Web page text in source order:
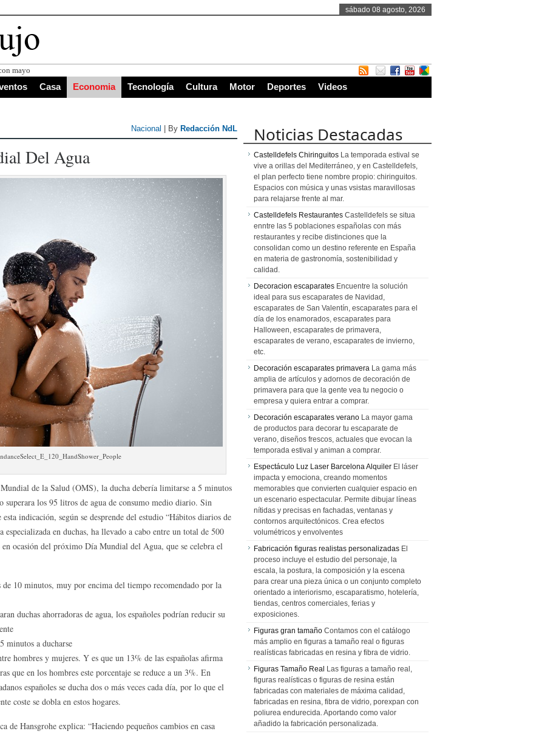
sábado 08 agosto, 2026
mayor proyección de Centroaméric
Casa Economia Tecnología Cultura Motor Deportes Videos
Nacional | By Redacción NdL
Del Agua
de la Salud (OMS), la ducha debería limitarse a 5 minutos
superara los 95 litros de agua de consumo medio diario. Sin
indicación, según se desprende del estudio “Hábitos diarios de
especializada en duchas, ha llevado a cabo entre un total de 500
en ocasión del próximo Día Mundial del Agua, que se celebra el
10 minutos, muy por encima del tiempo recomendado por la
duchas ahorradoras de agua, los españoles podrían reducir su
minutos a ducharse
hombres y mujeres. Y es que un 13% de las españolas afirma
que en los hombres este porcentaje se reduce a un 3%. En
españoles se ducha dos o más veces cada día, por lo que el
coste se dobla en estos hogares.
de Hansgrohe explica: “Haciendo pequeños cambios en casa
Noticias Destacadas
Castelldefels Chiringuitos La temporada estival se
vive a orillas del Mediterráneo, y en Castelldefels,
el plan perfecto tiene nombre propio: chiringuitos.
Espacios con música y unas vsistas maravillosas
para relajarse frente al mar.
Castelldefels Restaurantes Castelldefels se situa
enntre las 5 poblaciones españolas con más
restaurantes y recibe distinciones que la
consolidan como un destino referente en España
en materia de gastronomía, sostenibilidad y
calidad.
Decoracion escaparates Encuentre la solución
ideal para sus escaparates de Navidad,
escaparates de San Valentín, escaparates para el
día de los enamorados, escaparates para
Halloween, escaparates de primavera,
escaparates de verano, escaparates de invierno,
etc.
Decoración escaparates primavera La gama más
amplia de artículos y adornos de decoración de
primavera para que la gente vea tu negocio o
empresa y quiera entrar a comprar.
Decoración escaparates verano La mayor gama
de productos para decorar tu escaparate de
verano, diseños frescos, actuales que evocan la
temporada estival y animan a comprar.
Espectáculo Luz Laser Barcelona Alquiler El láser
impacta y emociona, creando momentos
memorables que convierten cualquier espacio en
un escenario espectacular. Permite dibujar líneas
nítidas y precisas en fachadas, ventanas y
contornos arquitectónicos. Crea efectos
volumétricos y envolventes
Fabricación figuras realistas personalizadas El
proceso incluye el estudio del personaje, la
escala, la postura, la composición y la escena
para crear una pieza única o un conjunto completo
orientado a interiorismo, escaparatismo, hotelería,
tiendas, centros comerciales, ferias y
exposiciones.
Figuras gran tamaño Contamos con el catálogo
más amplio en figuras a tamaño real o figuras
realísticas fabricadas en resina y fibra de vidrio.
Figuras Tamaño Real Las figuras a tamaño real,
figuras realísticas o figuras de resina están
fabricadas con materiales de máxima calidad,
fabricadas en resina, fibra de vidrio, porexpan con
poliurea endurecida. Aportando como valor
añadido la fabricación personalizada.